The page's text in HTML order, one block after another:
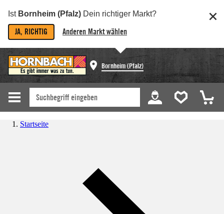
Ist Bornheim (Pfalz) Dein richtiger Markt?
JA, RICHTIG Anderen Markt wählen
Bornheim (Pfalz)
Startseite